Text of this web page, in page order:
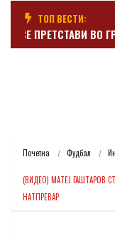
ТОП ВЕСТИ:
СЕ ПРЕТСТАВИ ВО
Почетна Фудбал
(ВИДЕО) МАТЕЈ ГАШТАРОВ
НАТПРЕВАР